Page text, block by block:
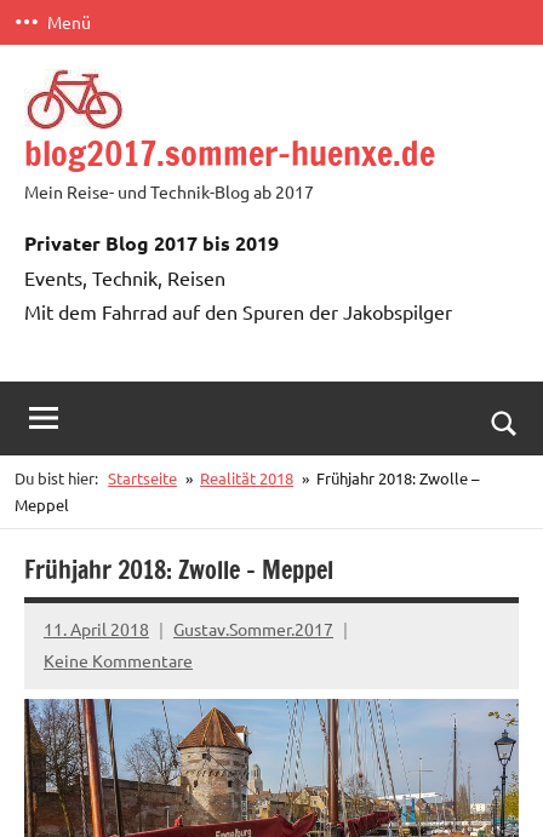
Zum
Inhalt
springen
Menü
blog2017.sommer-huenxe.de
Mein Reise- und Technik-Blog ab 2017
Privater Blog 2017 bis 2019
Events, Technik, Reisen
Mit dem Fahrrad auf den Spuren der Jakobspilger
Du bist hier: Startseite Realität 2018
Frühjahr 2018: Zwolle –
Meppel
Frühjahr 2018: Zwolle – Meppel
11. April 2018
Gustav.Sommer.2017
Keine Kommentare